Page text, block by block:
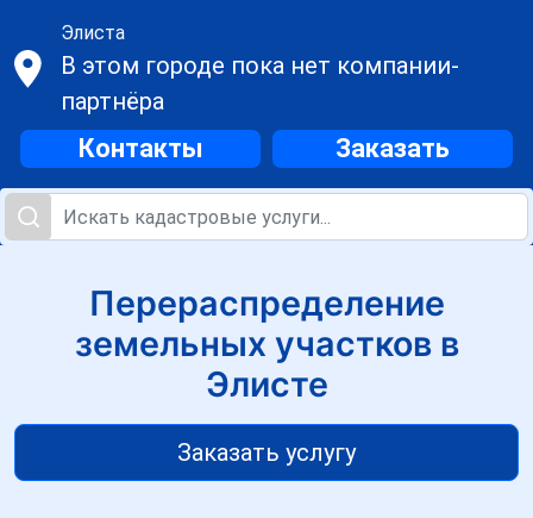
Элиста
В этом городе пока нет компании-
партнёра
Контакты Заказать
Перераспределение
земельных участков в
Элисте
Заказать услугу